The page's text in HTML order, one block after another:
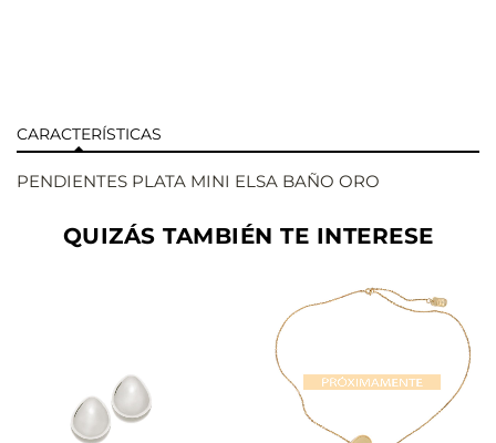
CARACTERÍSTICAS
PENDIENTES PLATA MINI ELSA BAÑO ORO
QUIZÁS TAMBIÉN TE INTERESE
AÑADIR VER AÑADIR